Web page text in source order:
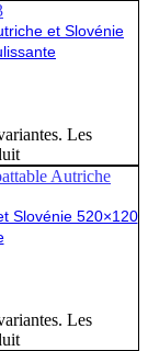
et Slovénie
Les
Slovénie 520×120
Les